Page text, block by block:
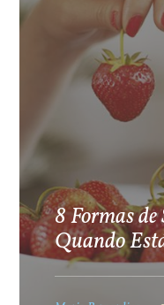
8 Formas
Quando